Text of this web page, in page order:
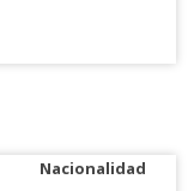
Nacionalidad